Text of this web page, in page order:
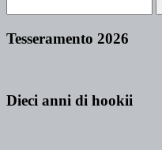
Tesseramento 2026
Dieci anni di hookii